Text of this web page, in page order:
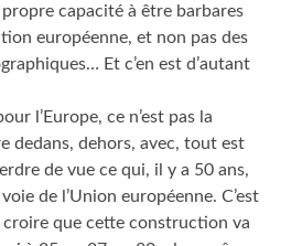
capacité à être barbares
européenne, et non pas des
Et c’en est d’autant
l’Europe, ce n’est pas la
dedans, dehors, avec, tout est
de vue ce qui, il y a 50 ans,
de l’Union européenne. C’est
que cette construction va